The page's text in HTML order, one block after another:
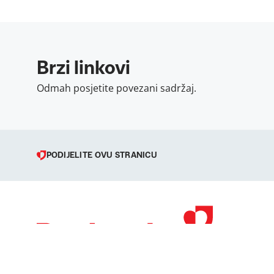
Brzi linkovi
Odmah posjetite povezani sadržaj.
PODIJELITE OVU STRANICU